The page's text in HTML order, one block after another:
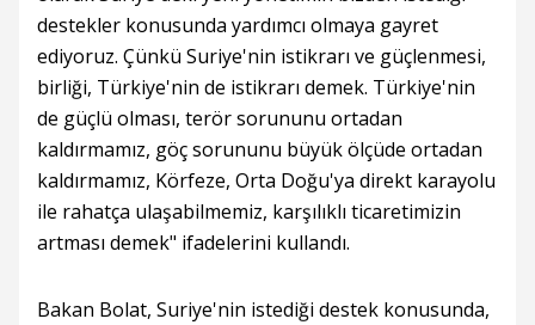
destekler konusunda yardımcı olmaya gayret
ediyoruz. Çünkü Suriye'nin istikrarı ve güçlenmesi,
birliği, Türkiye'nin de istikrarı demek. Türkiye'nin
de güçlü olması, terör sorununu ortadan
kaldırmamız, göç sorununu büyük ölçüde ortadan
kaldırmamız, Körfeze, Orta Doğu'ya direkt karayolu
ile rahatça ulaşabilmemiz, karşılıklı ticaretimizin
artması demek" ifadelerini kullandı.
Bakan Bolat, Suriye'nin istediği destek konusunda,